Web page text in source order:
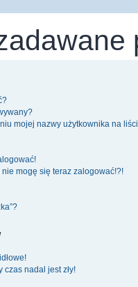
mojej nazwy użytkownika na
mogę się teraz zalogować!?!
czas nadal jest zły!